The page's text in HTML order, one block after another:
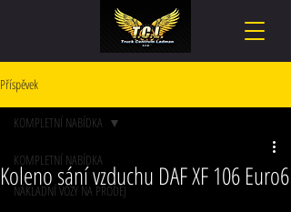
Příspěvek
KOMPLETNÍ NABÍDKA
NÁKLADNÍ VOZY NA PRODEJ
KOMPLETNÍ NABÍDKA
Koleno sání vzduchu DAF XF 106 Euro6